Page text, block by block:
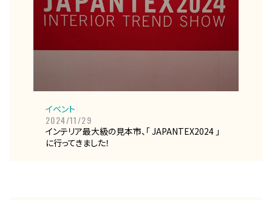
イベント
2024/11/29
インテリア最大級の見本市、「 JAPANTEX2024 」
に行ってきました！